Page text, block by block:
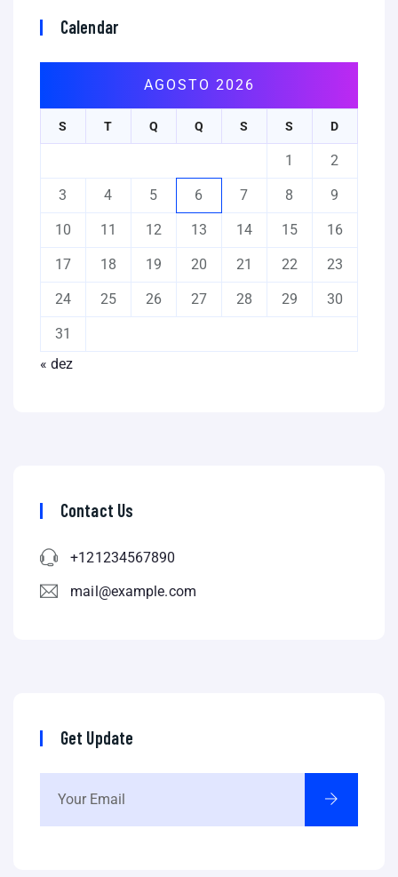
Calendar
AGOSTO 2026
S T Q Q S S D
1 2
3 4 5 6 7 8 9
10 11 12 13 14 15 16
17 18 19 20 21 22 23
24 25 26 27 28 29 30
31
« dez
Contact Us
+121234567890
mail@example.com
Get Update